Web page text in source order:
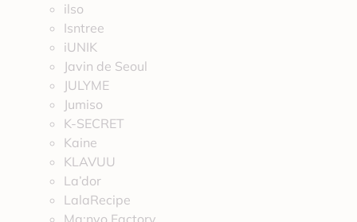
ilso
Isntree
iUNIK
Javin de Seoul
JULYME
Jumiso
K-SECRET
Kaine
KLAVUU
La’dor
LalaRecipe
Ma:nyo Factory